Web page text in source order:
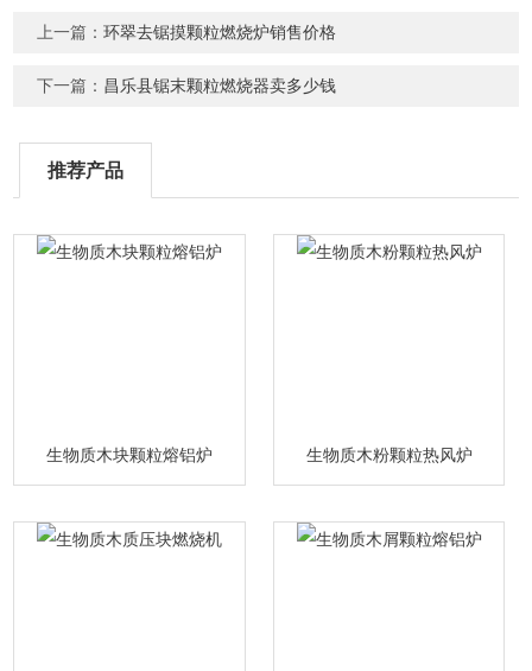
上一篇：环翠去锯摸颗粒燃烧炉销售价格
下一篇： 昌乐县锯末颗粒燃烧器卖多少钱
推荐产品
生物质木块颗粒熔铝炉 生物质木粉颗粒热风炉